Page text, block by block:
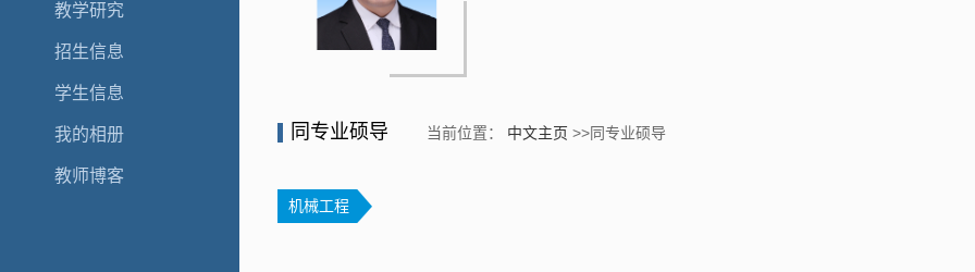
教学研究
招生信息
学生信息
我的相册
教师博客
同专业硕导 当前位置： 中文主页 >>同专业硕导
机械工程